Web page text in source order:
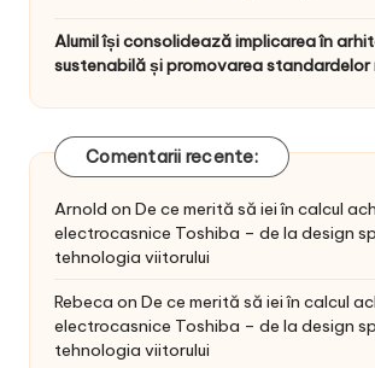
Alumil își consolidează implicarea în
sustenabilă și promovarea standardelor
Comentarii recente:
Arnold on De ce merită să iei în calcul
electrocasnice Toshiba – de la design
tehnologia viitorului
Rebeca on De ce merită să iei în calcul
electrocasnice Toshiba – de la design
tehnologia viitorului